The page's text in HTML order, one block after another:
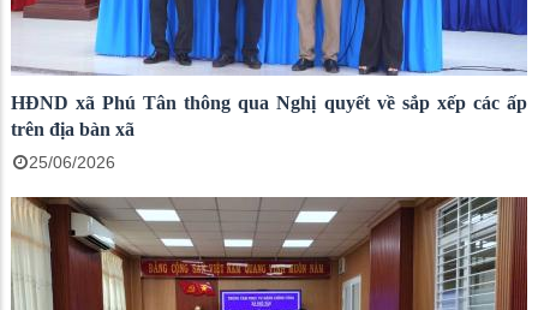
HĐND xã Phú Tân thông qua Nghị quyết về sắp xếp các ấp
trên địa bàn xã
25/06/2026